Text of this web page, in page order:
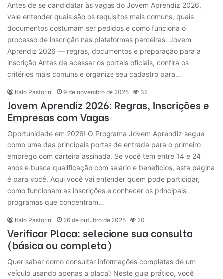
Antes de se candidatar às vagas do Jovem Aprendiz 2026,
vale entender quais são os requisitos mais comuns, quais
documentos costumam ser pedidos e como funciona o
processo de inscrição nas plataformas parceiras. Jovem
Aprendiz 2026 — regras, documentos e preparação para a
inscrição Antes de acessar os portais oficiais, confira os
critérios mais comuns e organize seu cadastro para…
Italo Pastorini 9 de novembro de 2025 32
Jovem Aprendiz 2026: Regras, Inscrições e
Empresas com Vagas
Oportunidade em 2026! O Programa Jovem Aprendiz segue
como uma das principais portas de entrada para o primeiro
emprego com carteira assinada. Se você tem entre 14 e 24
anos e busca qualificação com salário e benefícios, esta página
é para você. Aqui você vai entender quem pode participar,
como funcionam as inscrições e conhecer os principais
programas que concentram…
Italo Pastorini 26 de outubro de 2025 20
Verificar Placa: selecione sua consulta
(básica ou completa)
Quer saber como consultar informações completas de um
veículo usando apenas a placa? Neste guia prático, você